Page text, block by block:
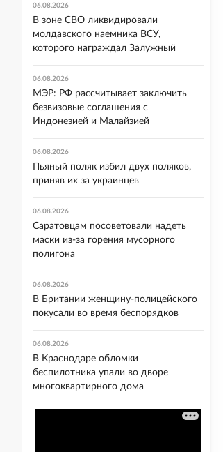
06.08.2026
В зоне СВО ликвидировали
молдавского наемника ВСУ,
которого награждал Залужный
06.08.2026
МЭР: РФ рассчитывает заключить
безвизовые соглашения с
Индонезией и Малайзией
06.08.2026
Пьяный поляк избил двух поляков,
приняв их за украинцев
06.08.2026
Саратовцам посоветовали надеть
маски из-за горения мусорного
полигона
06.08.2026
В Британии женщину-полицейского
покусали во время беспорядков
06.08.2026
В Краснодаре обломки
беспилотника упали во дворе
многоквартирного дома